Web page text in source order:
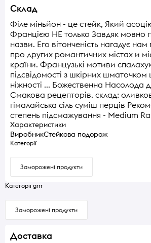
Склад
Філе міньйон - це стейк, Який
Францією НЕ только Завдяк мовно
назви. Его вітонченість нагадує
про других романтичних містах и
країни. Французькі мотиви
підсвідомості з шкірних шматочком
ніжності ... Божественна Насолода
Смакова рецепторів. склад:
гімалайська сіль суміш перців
степень підсмажування - Medium
Характеристики
ВиробникСтейкова подорож
Категорії
Заморожені продукти
Категорії grrr
Заморожені продукти
Доставка